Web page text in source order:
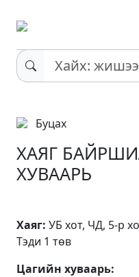
Буцах
ХАЯГ
ХУВААРЬ
Хаяг: УБ хот, ЧД, 5-р хо
Тэди 1 төв
Цагийн хуваарь: